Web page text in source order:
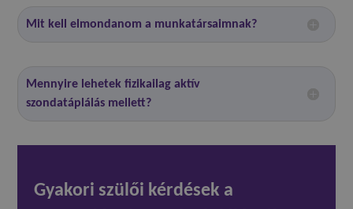
Mit kell elmondanom a munkatársaimnak?
Mennyire lehetek fizikailag aktív
szondatáplálás mellett?
Gyakori szülői kérdések a